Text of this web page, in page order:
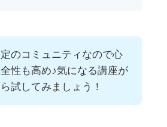
のコミュニティなので心
性も高め♪気になる講座が
試してみましょう！